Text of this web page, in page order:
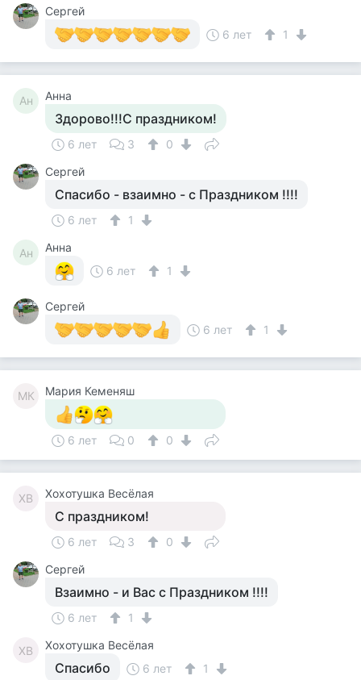
Сергей
6 лет
1
Ан Анна
Здорово!!!С праздником!
6 лет 3
0
Сергей
Спасибо - взаимно - с Праздником !!!!
6 лет 1
Ан
Анна
6 лет
1
Сергей
6 лет
1
МК Мария Кеменяш
6 лет 0 0
ХВ Хохотушка Весёлая
С праздником!
6 лет 3
0
Сергей
Взаимно - и Вас с Праздником !!!!
6 лет 1
ХВ Хохотушка Весёлая
Спасибо 6 лет 1